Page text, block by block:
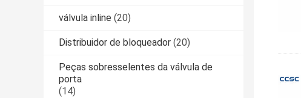
válvula inline (20)
Distribuidor de bloqueador (20)
Peças sobresselentes da válvula de
porta
(14)